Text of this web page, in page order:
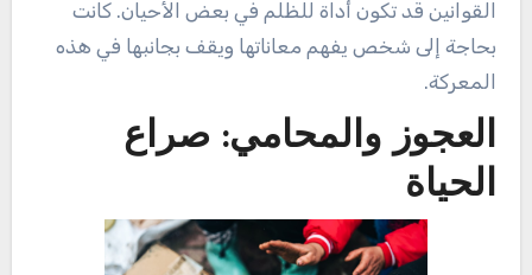
القوانين قد تكون أداة للظلم في بعض الأحيان. كانت
بحاجة إلى شخص يفهم معاناتها ويقف بجانبها في هذه
المعركة.
العجوز والمحامي: صراع
الحياة